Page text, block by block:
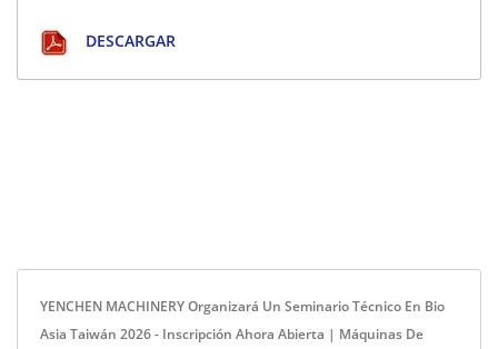
DESCARGAR
YENCHEN MACHINERY Organizará Un Seminario Técnico En Bio
Asia Taiwán 2026 - Inscripción Ahora Abierta | Máquinas De